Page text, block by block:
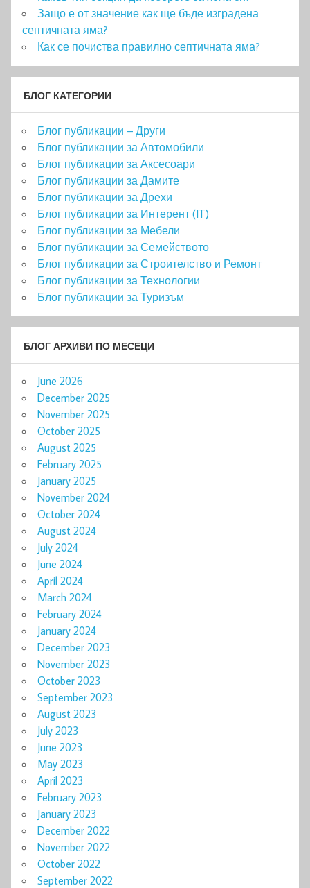
Защо е от значение как ще бъде изградена
септичната яма?
Как се почиства правилно септичната яма?
БЛОГ КАТЕГОРИИ
Блог публикации – Други
Блог публикации за Автомобили
Блог публикации за Аксесоари
Блог публикации за Дамите
Блог публикации за Дрехи
Блог публикации за Интерент (IT)
Блог публикации за Мебели
Блог публикации за Семейството
Блог публикации за Строителство и Ремонт
Блог публикации за Технологии
Блог публикации за Туризъм
БЛОГ АРХИВИ ПО МЕСЕЦИ
June 2026
December 2025
November 2025
October 2025
August 2025
February 2025
January 2025
November 2024
October 2024
August 2024
July 2024
June 2024
April 2024
March 2024
February 2024
January 2024
December 2023
November 2023
October 2023
September 2023
August 2023
July 2023
June 2023
May 2023
April 2023
February 2023
January 2023
December 2022
November 2022
October 2022
September 2022